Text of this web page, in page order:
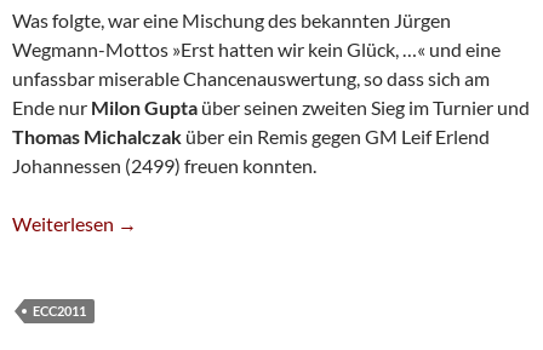
Was folgte, war eine Mischung des bekannten Jürgen
Wegmann-Mottos »Erst hatten wir kein Glück, …« und eine
unfassbar miserable Chancenauswertung, so dass sich am
Ende nur Milon Gupta über seinen zweiten Sieg im Turnier und
Thomas Michalczak über ein Remis gegen GM Leif Erlend
Johannessen (2499) freuen konnten.
Der Tag Der Vergebenen Möglichkeiten
Weiterlesen →
ECC2011